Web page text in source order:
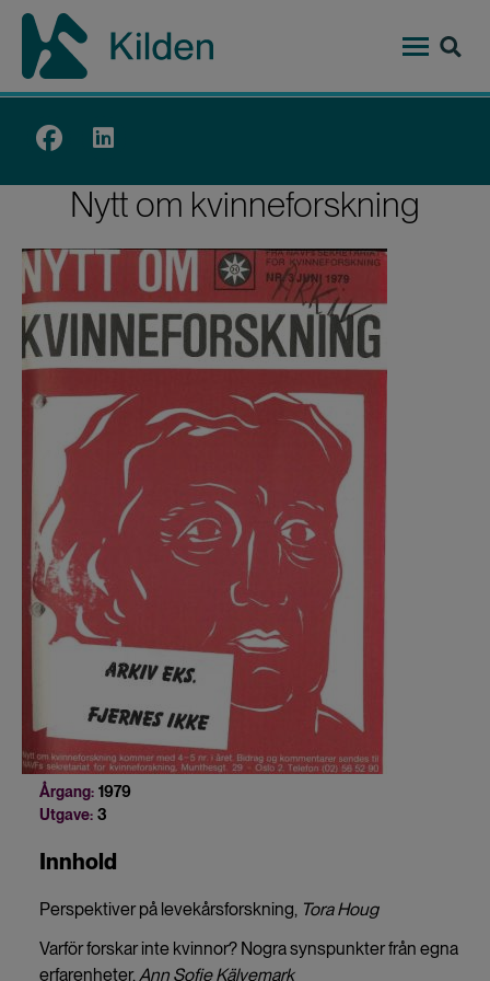
Hopp
hovedinnhold
Top
Nytt om kvinneforskning
Årgang: 1979
Utgave: 3
Innhold
Perspektiver på levekårsforskning, Tora Houg
Varför forskar inte kvinnor? Nogra synspunkter från egna
erfarenheter,Ann Sofie Kälvemark